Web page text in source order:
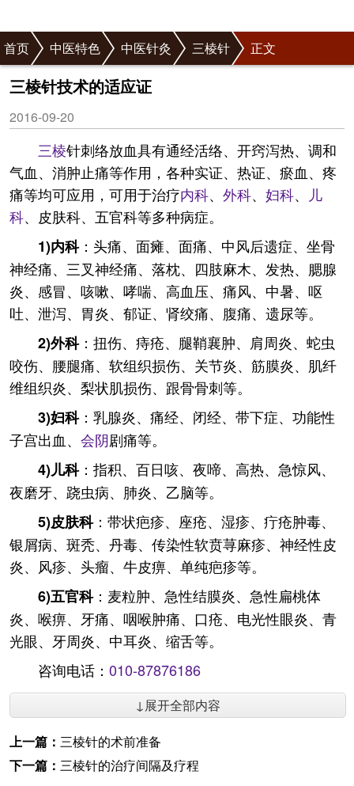
首页 中医特色 中医针灸 三棱针 正文
三棱针技术的适应证
2016-09-20
三棱针刺络放血具有通经活络、开窍泻热、调和
气血、消肿止痛等作用，各种实证、热证、瘀血、疼
痛等均可应用，可用于治疗内科、 外科、 妇科、
儿
科、皮肤科、五官科等多种病症。
1)内科：头痛、面瘫、面痛、中风后遗症、坐骨
神经痛、三叉神经痛、落枕、四肢麻木、发热、腮腺
炎、感冒、咳嗽、哮喘、高血压、痛风、中暑、呕
吐、泄泻、胃炎、郁证、肾绞痛、腹痛、遗尿等。
2)外科：扭伤、痔疮、腿鞘襄肿、肩周炎、蛇虫
咬伤、腰腿痛、软组织损伤、关节炎、筋膜炎、肌纤
维组织炎、梨状肌损伤、跟骨骨刺等。
3)妇科：乳腺炎、痛经、闭经、带下症、功能性
子宫出血、 会阴剧痛等。
4)儿科：指积、百日咳、夜啼、高热、急惊风、
夜磨牙、跷虫病、肺炎、乙脑等。
5)皮肤科：带状疤疹、座疮、湿疹、疔疮肿毒、
银屑病、斑秃、丹毒、传染性软贲荨麻疹、神经性皮
炎、风疹、头瘤、牛皮痹、单纯疤疹等。
6)五官科：麦粒肿、急性结膜炎、急性扁桃体
炎、喉痹、牙痛、咽喉肿痛、口疮、电光性眼炎、青
光眼、牙周炎、中耳炎、缩舌等。
咨询电话： 010-87876186
↓展开全部内容
上一篇： 三棱针的术前准备
下一篇： 三棱针的治疗间隔及疗程